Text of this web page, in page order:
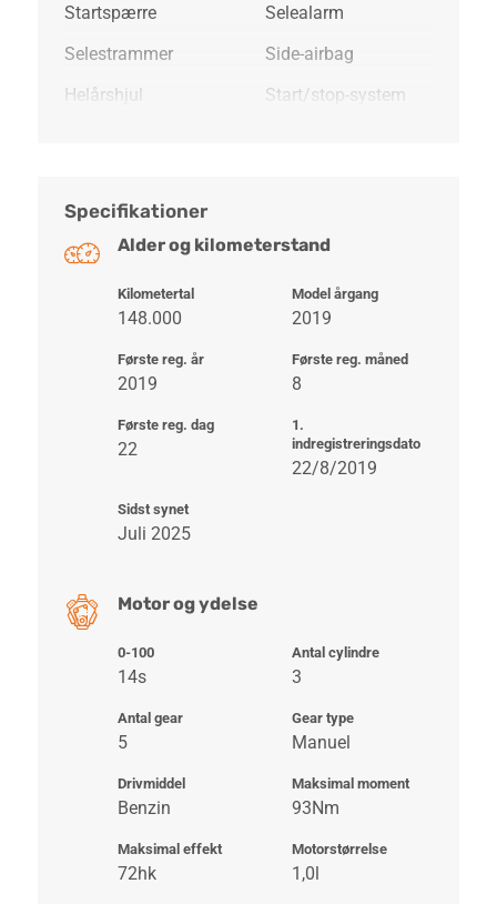
Startspærre
Selealarm
Selestrammer
Side-airbag
Helårshjul
Start/stop-system
Specifikationer
Alder og kilometerstand
Kilometertal
148.000
Model årgang
2019
Første reg. år
2019
Første reg. måned
8
Første reg. dag
22
1.
indregistreringsdato
22/8/2019
Sidst synet
Juli 2025
Motor og ydelse
0-100
14s
Antal cylindre
3
Antal gear
5
Gear type
Manuel
Drivmiddel
Benzin
Maksimal moment
93Nm
Maksimal effekt
72hk
Motorstørrelse
1,0l